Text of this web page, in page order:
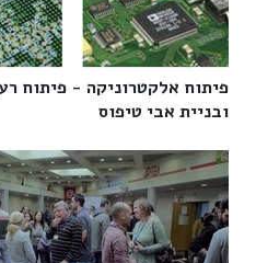
פיתוח אלקטרוניקה - פיתוח
ובניית אבי טיפוס‎